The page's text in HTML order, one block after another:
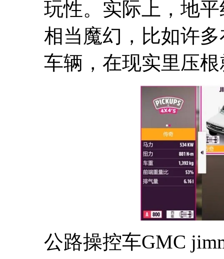
玩性。实际上，地
相当魔幻，比如许
车辆，在现实里压
公路操控车GMC